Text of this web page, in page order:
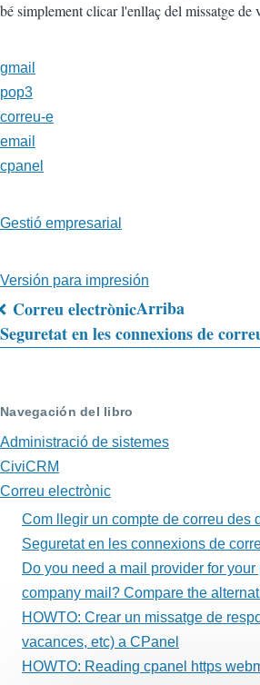
bé simplement clicar l'enllaç del missatge de
gmail
pop3
correu-e
email
cpanel
Gestió empresarial
Versión para impresión
Enlaces
para
Com
llegir
un
compte
de
correu
Correu electrònicArriba
Seguretat en les connexions de
Navegación del libro
Administració de sistemes
CiviCRM
Correu electrònic
Com llegir un compte de correu des
Seguretat en les connexions de
Do you need a mail provider for
company mail? Compare the
HOWTO: Crear un missatge de
vacances, etc) a CPanel
HOWTO: Reading cpanel https